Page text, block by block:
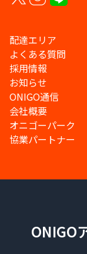
配達エリア
よくある質問
採用情報
お知らせ
ONIGO通信
会社概要
オニゴーパーク
協業パートナー
ONIGO